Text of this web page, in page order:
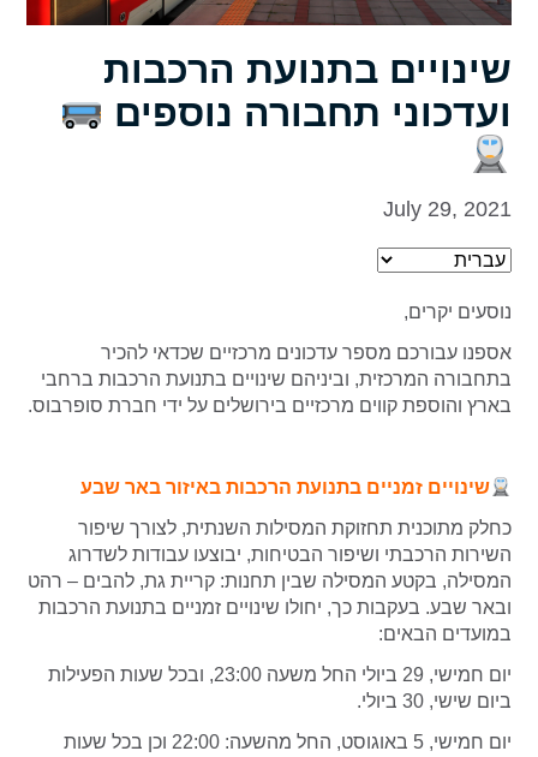
שינויים בתנועת הרכבות
ועדכוני תחבורה נוספים
July 29, 2021
נוסעים יקרים,
אספנו עבורכם מספר עדכונים מרכזיים שכדאי להכיר
בתחבורה המרכזית, וביניהם שינויים בתנועת הרכבות ברחבי
בארץ והוספת קווים מרכזיים בירושלים על ידי חברת סופרבוס.
שינויים זמניים בתנועת הרכבות באיזור באר שבע
כחלק מתוכנית תחזוקת המסילות השנתית, לצורך שיפור
השירות הרכבתי ושיפור הבטיחות, יבוצעו עבודות לשדרוג
המסילה, בקטע המסילה שבין תחנות: קריית גת, להבים – רהט
ובאר שבע. בעקבות כך, יחולו שינויים זמניים בתנועת הרכבות
במועדים הבאים:
יום חמישי, 29 ביולי החל משעה 23:00, ובכל שעות הפעילות
ביום שישי, 30 ביולי.
יום חמישי, 5 באוגוסט, החל מהשעה: 22:00 וכן בכל שעות